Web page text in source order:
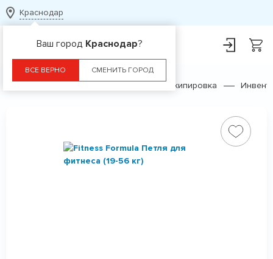
Краснодар
Ваш город Краснодар?
ВСЕ ВЕРНО СМЕНИТЬ ГОРОД
Спортивная экипировка